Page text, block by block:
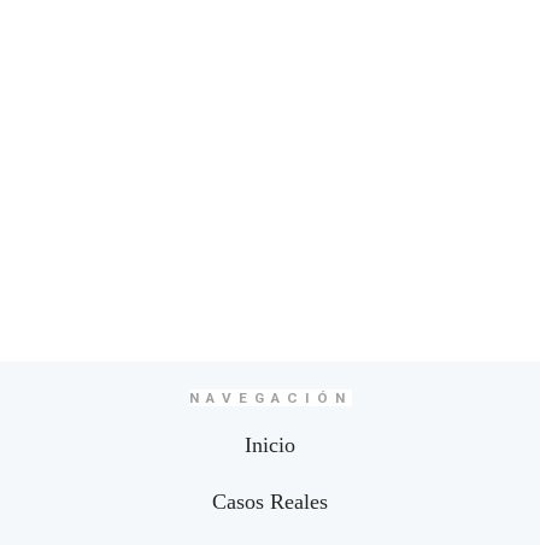
NAVEGACIÓN
Inicio
Casos Reales